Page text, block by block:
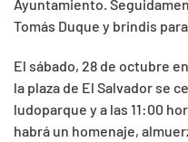
Ayuntamiento.
Tomás Duque y brindis
El sábado, 28 de octubre
la plaza de El Salvador se
ludoparque y a las 11:00
habrá un homenaje,